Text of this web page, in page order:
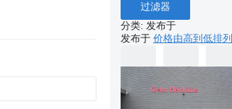
过滤器
分类: 发布于
发布于 价格由高到低排列